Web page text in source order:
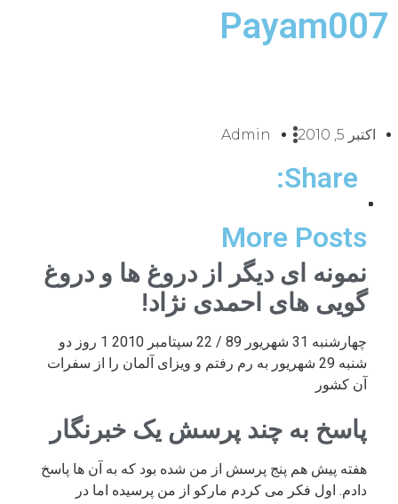
Payam007
اکتبر 5, 2010 Admin
Share:
More Posts
نمونه ای دیگر از دروغ ها و دروغ
گویی های احمدی نژاد!
چهارشنبه 31 شهریور 89 / 22 سپتامبر 2010 1 روز دو
شنبه 29 شهریور به رم رفتم و ویزای آلمان را از سفرات
آن کشور
پاسخ به چند پرسش یک خبرنگار
هفته پیش هم پنج پرسش از من شده بود که به آن ها پاسخ
دادم. اول فکر می کردم مارکو از من پرسیده اما در